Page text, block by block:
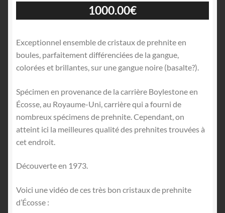
1000.00€
Exceptionnel ensemble de cristaux de prehnite en
boules, parfaitement différenciées de la gangue,
colorées et brillantes, sur une gangue noire (basalte?).
Spécimen en provenance de la carrière Boylestone en
Écosse, au Royaume-Uni, carrière qui a fourni de
nombreux spécimens de prehnite. Cependant, on
atteint ici la meilleures qualité des prehnites trouvées à
cet endroit.
Découverte en 1973.
Voici une vidéo de ces très bon cristaux de prehnite
d’Écosse :